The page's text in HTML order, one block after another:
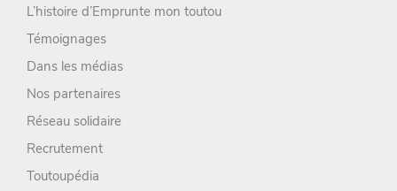
L’histoire d’Emprunte mon toutou
Témoignages
Dans les médias
Nos partenaires
Réseau solidaire
Recrutement
Toutoupédia